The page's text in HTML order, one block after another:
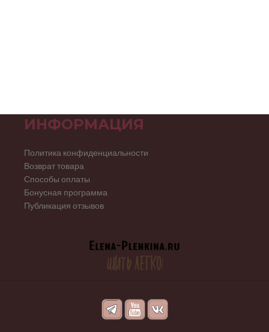
ИНФОРМАЦИЯ
Политика конфиденциальности
Возврат товара
Способы оплаты
Бонусная программа
Публикация отзывов